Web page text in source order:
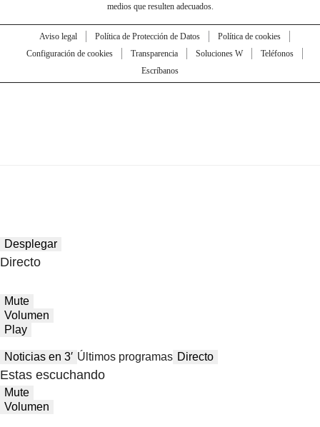
medios que resulten adecuados.
Aviso legal Política de Protección de Datos
Política de cookies
Configuración de cookies
Transparencia Soluciones W
Teléfonos
Escríbanos
Desplegar
Directo
Mute
Volumen
Play
Noticias en 3′ Últimos programas Directo
Estas escuchando
Mute
Volumen